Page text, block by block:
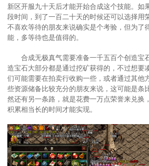
新区开服九十天后才能开始合成这个技能。如
段时间，到了一百二十天的时候还可以选择用
不喜欢等待的朋友来说确实是个考验，但为了
能，多等待也是值得的。
合成无极真气需要准备一千五百个创造宝
造宝石大部分都是通过挖矿获得的，不过想要
们可能需要在拍卖行收购一些，或者通过其他
些资源储备比较充分的朋友来说，这可能是条
然还有另一条路，就是花费一万点荣誉来兑换
积累相当长的时间才能实现。